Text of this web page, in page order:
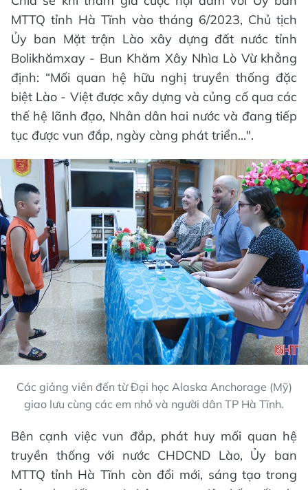
MTTQ tỉnh Hà Tĩnh vào tháng 6/2023, Chủ tịch
Ủy ban Mặt trận Lào xây dựng đất nước tỉnh
Bolikhămxay - Bun Khăm Xây Nhìa Lò Vừ khẳng
định: “Mối quan hệ hữu nghị truyền thống đặc
biệt Lào - Việt được xây dựng và củng cố qua các
thế hệ lãnh đạo, Nhân dân hai nước và đang tiếp
tục được vun đắp, ngày càng phát triển...".
Các giảng viên đến từ Đại học Alaska Anchorage (Mỹ)
giao lưu cùng các em nhỏ và người dân TP Hà Tĩnh.
Bên cạnh việc vun đắp, phát huy mối quan hệ
truyền thống với nước CHDCND Lào, Ủy ban
MTTQ tỉnh Hà Tĩnh còn đổi mới, sáng tạo trong